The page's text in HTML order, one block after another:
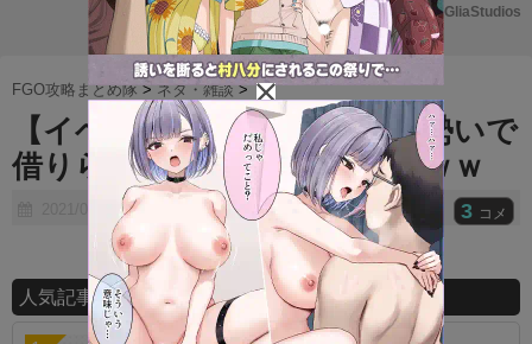
M
u
t
e
Powered by GliaStudios
FGO攻略まとめ隊 >ネタ・雑談 >
【イベント】あの鯖が物凄い勢いで
借りられててワロタｗｗｗｗｗｗ
2021/07/01 3 コメ
人気記事ランキング